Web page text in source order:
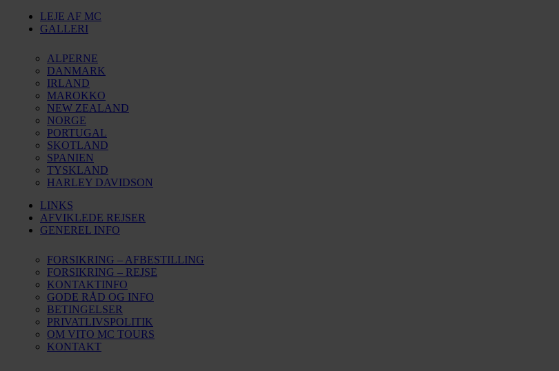
LEJE AF MC
GALLERI
ALPERNE
DANMARK
IRLAND
MAROKKO
NEW ZEALAND
NORGE
PORTUGAL
SKOTLAND
SPANIEN
TYSKLAND
HARLEY DAVIDSON
LINKS
AFVIKLEDE REJSER
GENEREL INFO
FORSIKRING – AFBESTILLING
FORSIKRING – REJSE
KONTAKTINFO
GODE RÅD OG INFO
BETINGELSER
PRIVATLIVSPOLITIK
OM VITO MC TOURS
KONTAKT